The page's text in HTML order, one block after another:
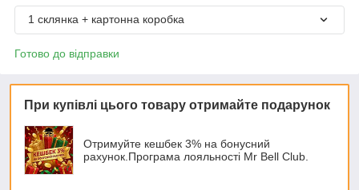
1 склянка + картонна коробка
Готово до відправки
При купівлі цього товару отримайте подарунок
Отримуйте кешбек 3% на бонусний
рахунок.Програма лояльності Mr Bell Club.